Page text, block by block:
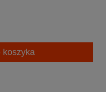
koszyka